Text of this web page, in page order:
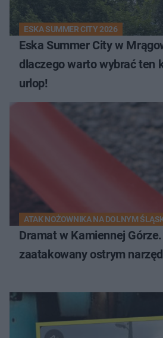
ESKA SUMMER CITY 2026
Eska Summer City w
dlaczego warto wybrać ten
urlop!
ATAK NOŻOWNIKA NA DOLNYM
Dramat w Kamiennej
zaatakowany ostrym